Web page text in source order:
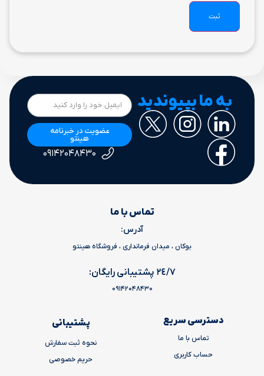
به ما بپیوندید
عضویت در خبرنامه
هینتو
۰۹۱۴۲۰۴۸۴۳۰
تماس با ما
آدرس:
بوکان ، میدان فرمانداری ، فروشگاه هینتو
٢٤/٧ پشتیبانی رایگان:
09142048430
دسترسی سریع
تماس با ما
حساب کاربری
پشتیبانی
نحوه ثبت سفارش
حریم خصوصی